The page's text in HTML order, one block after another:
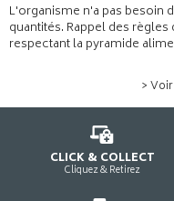
L'organisme n'a pas besoin
quantités. Rappel des
respectant la pyramide
>
CLICK & COLLECT
Cliquez & Retirez